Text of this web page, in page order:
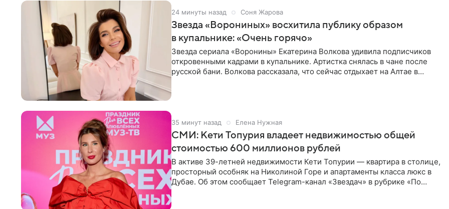
24 минуты назад Соня Жарова
Звезда «Ворониных» восхитила публику образом
в купальнике: «Очень горячо»
Звезда сериала «Воронины» Екатерина Волкова удивила подписчиков
откровенными кадрами в купальнике. Артистка снялась в чане после
русской бани. Волкова рассказала, что сейчас отдыхает на Алтае в
35 минут назад Елена Нужная
СМИ: Кети Топурия владеет недвижимостью общей
стоимостью 600 миллионов рублей
В активе 39-летней недвижимости Кети Топурии — квартира в столице,
просторный особняк на Николиной Горе и апартаменты класса люкс в
Дубае. Об этом сообщает Telegram-канал «Звездач» в рубрике «По